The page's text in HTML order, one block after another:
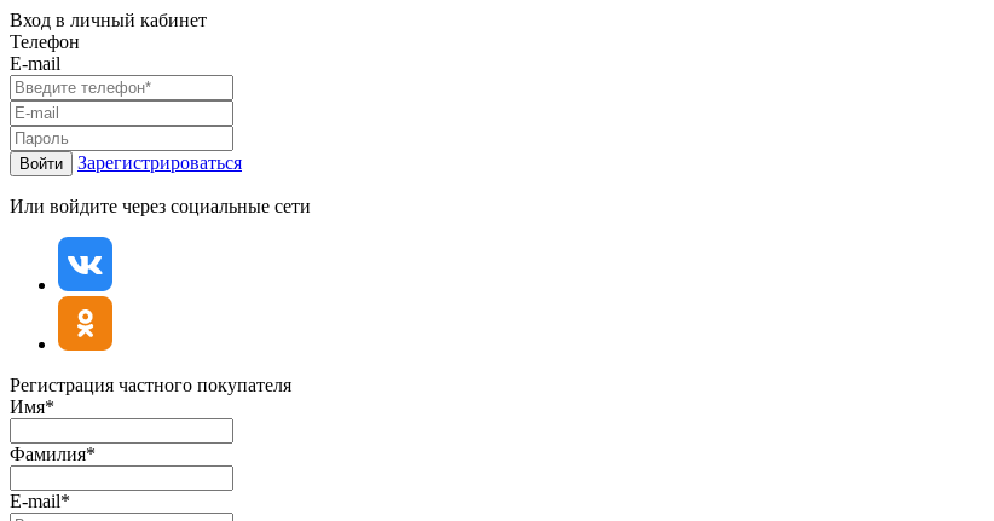
Вход в личный кабинет
Телефон
E-mail
Войти Зарегистрироваться
Или войдите через социальные сети
Регистрация частного покупателя
Имя*
Фамилия*
E-mail*